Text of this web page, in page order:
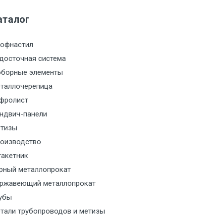
за МКАД
за МКАД
за МКАД
за МКАД
за МКАД
с транспортным
с транспортным
система
элементы
панели
металлопрокат
металлопрокат
трубопроводов и метизы